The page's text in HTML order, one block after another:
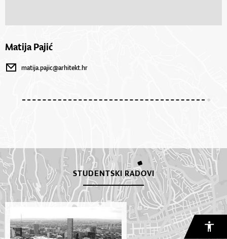
Matija Pajić
matija.pajic@arhitekt.hr
STUDENTSKI RADOVI